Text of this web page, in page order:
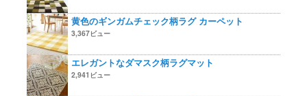
黄色のギンガムチェック柄ラグ カーペット
3,367ビュー
エレガントなダマスク柄ラグマット
2,941ビュー